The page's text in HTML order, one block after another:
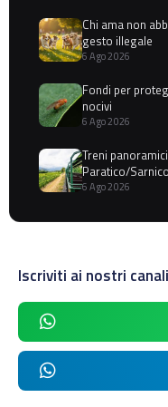
Chi ama non
gesto illegale
6 Ago 2026
Fondi per
nocivi
6 Ago 2026
Treni
Paratico/Sarnico
6 Ago 2026
Iscriviti ai nostri canali